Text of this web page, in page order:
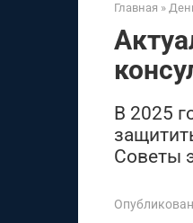
Главная »
В 2025
Советы